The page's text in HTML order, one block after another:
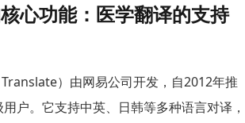
心功能：医学翻译的支持
）由网易公司开发，自2012年推
户。它支持中英、日韩等多种语言对译，